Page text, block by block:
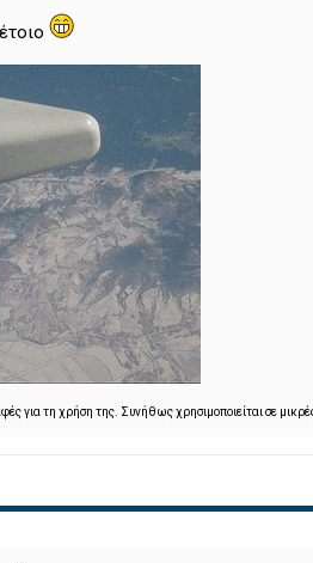
για τη χρήση της. Συνήθως χρησιμοποιείται σε